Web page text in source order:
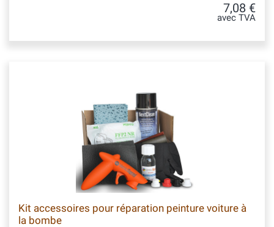
7,08 €
avec TVA
Kit accessoires pour réparation peinture voiture à
la bombe